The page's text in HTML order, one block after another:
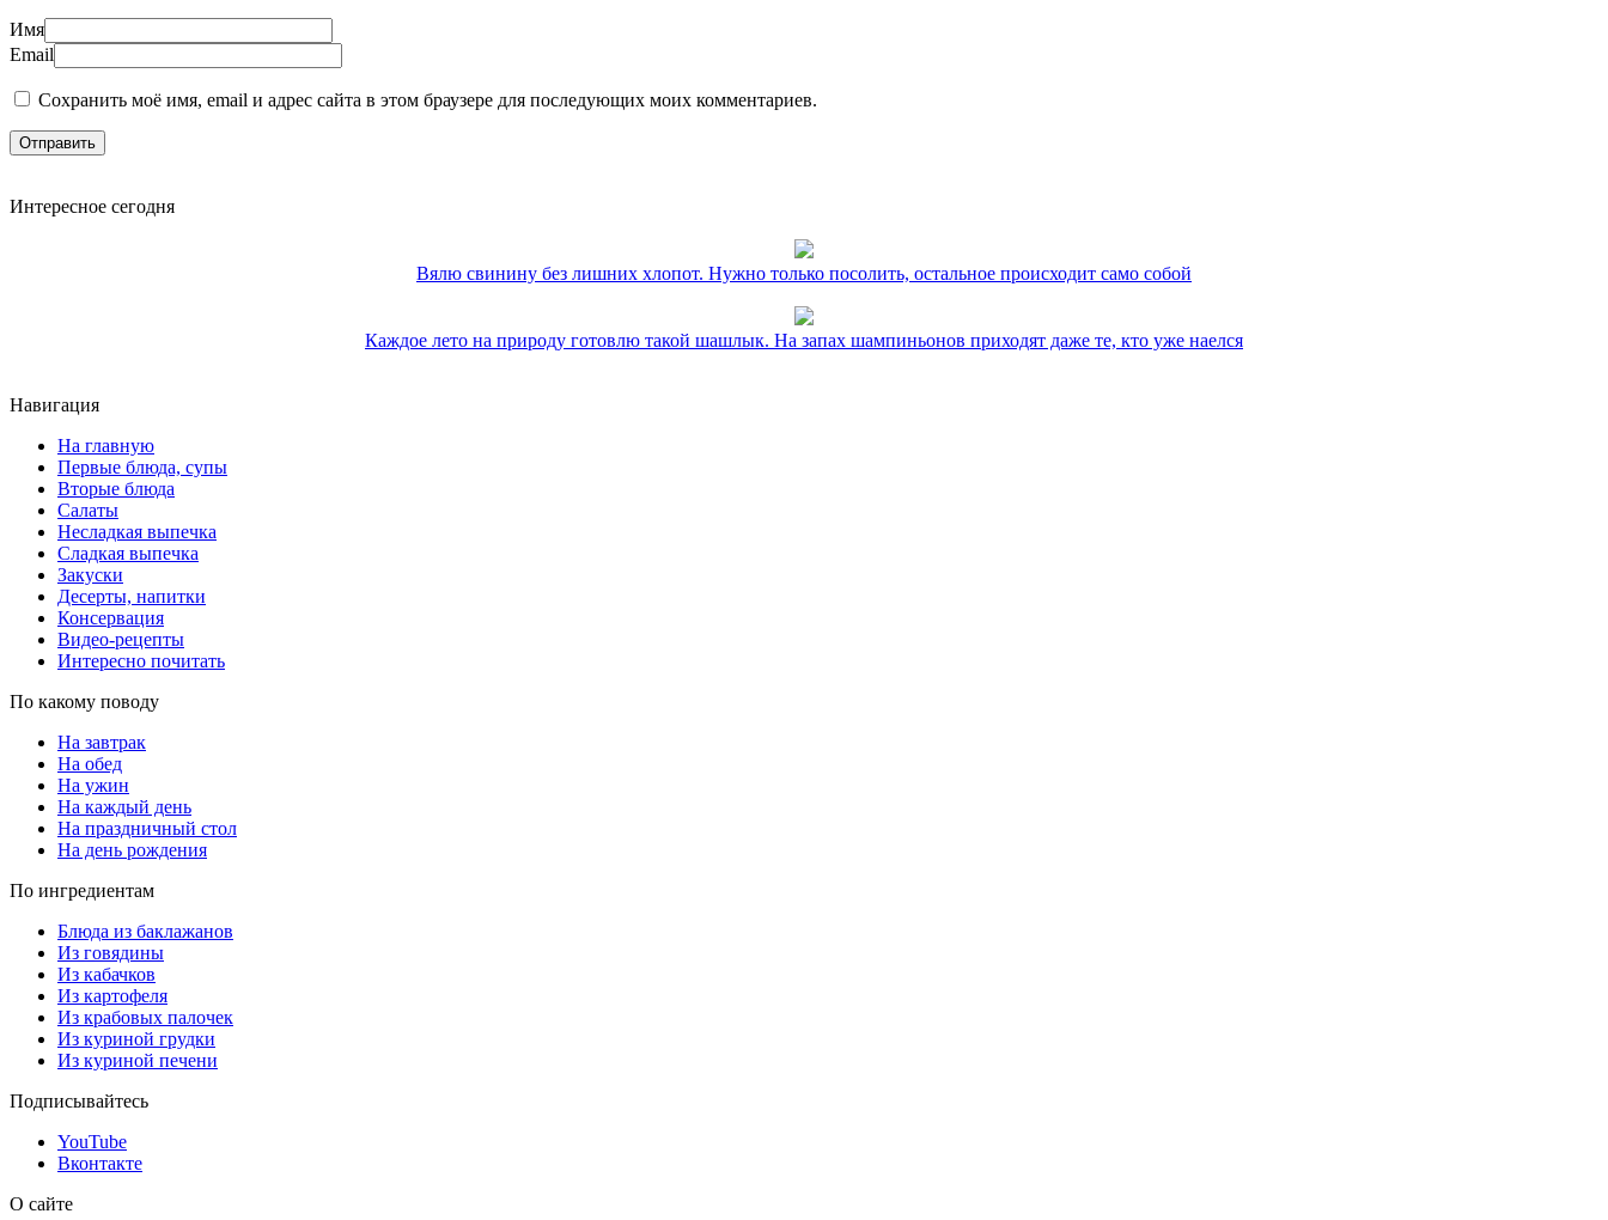
Имя
Email
Сохранить моё имя, email и адрес сайта в этом браузере для последующих моих комментариев.
Интересное сегодня
Вялю свинину без лишних хлопот. Нужно только посолить, остальное происходит само собой
Каждое лето на природу готовлю такой шашлык. На запах шампиньонов приходят даже те, кто уже наелся
Навигация
На главную
Первые блюда, супы
Вторые блюда
Салаты
Несладкая выпечка
Сладкая выпечка
Закуски
Десерты, напитки
Консервация
Видео-рецепты
Интересно почитать
По какому поводу
На завтрак
На обед
На ужин
На каждый день
На праздничный стол
На день рождения
По ингредиентам
Блюда из баклажанов
Из говядины
Из кабачков
Из картофеля
Из крабовых палочек
Из куриной грудки
Из куриной печени
Подписывайтесь
YouTube
Вконтакте
О сайте